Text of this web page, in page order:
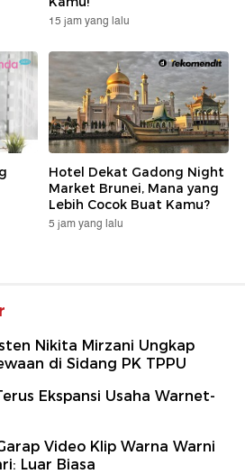
15 jam yang lalu
Hotel Dekat Gadong Night
Market Brunei, Mana yang
Lebih Cocok Buat Kamu?
5 jam yang lalu
Nikita Mirzani Ungkap
di Sidang PK TPPU
Ekspansi Usaha Warnet-
Video Klip Warna Warni
Luar Biasa